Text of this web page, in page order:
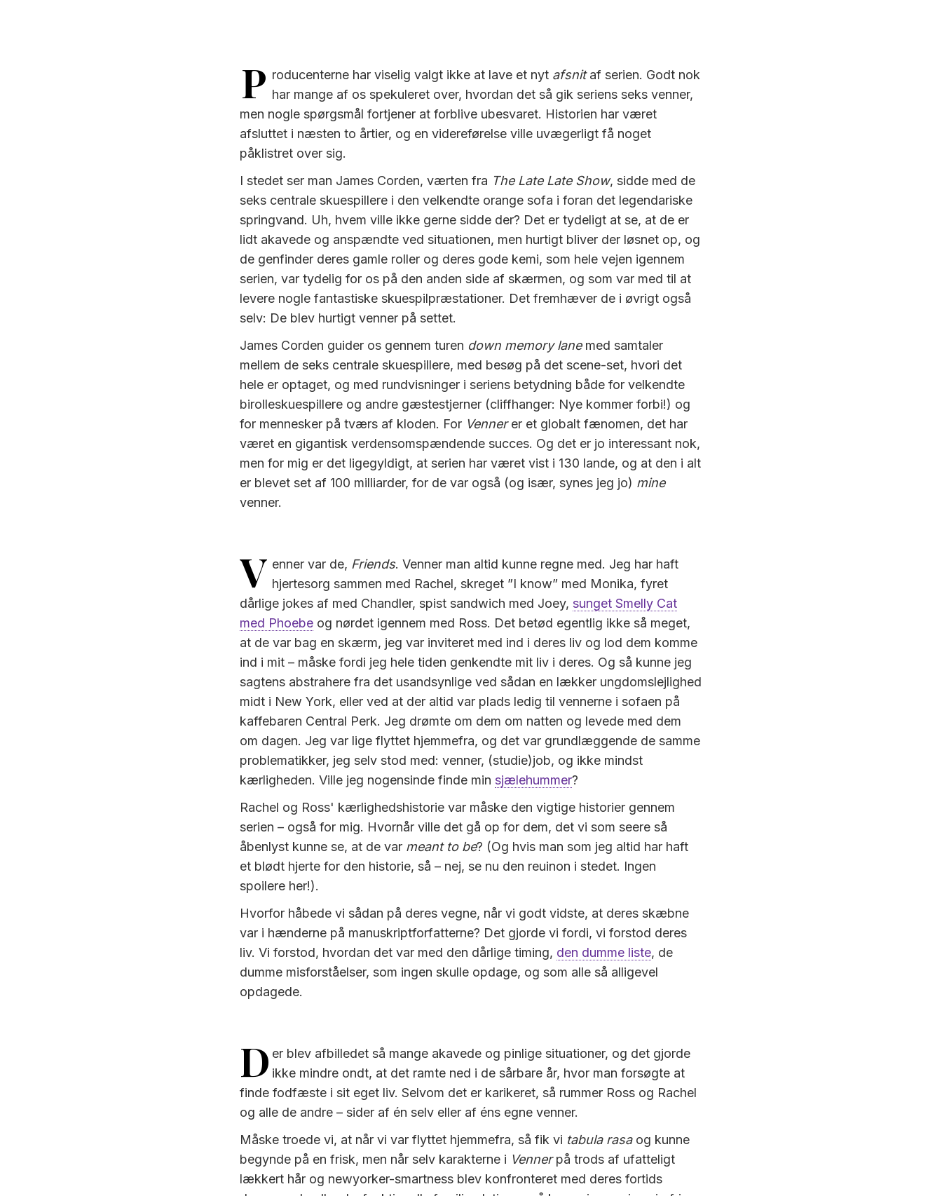
P roducenterne har viselig valgt ikke at lave et nyt afsnitaf serien. Godt nok
har mange af os spekuleret over, hvordan det så gik seriens seks venner,
men nogle spørgsmål fortjener at forblive ubesvaret. Historien har været
afsluttet i næsten to årtier, og en videreførelse ville uvægerligt få noget
påklistret over sig.
I stedet ser man James Corden, værten fra The Late Late Show, sidde med de
seks centrale skuespillere i den velkendte orange sofa i foran det legendariske
springvand. Uh, hvem ville ikke gerne sidde der? Det er tydeligt at se, at de er
lidt akavede og anspændte ved situationen, men hurtigt bliver der løsnet op, og
de genfinder deres gamle roller og deres gode kemi, som hele vejen igennem
serien, var tydelig for os på den anden side af skærmen, og som var med til at
levere nogle fantastiske skuespilpræstationer. Det fremhæver de i øvrigt også
selv: De blev hurtigt venner på settet.
James Corden guider os gennem turen down memory lanemed samtaler
mellem de seks centrale skuespillere, med besøg på det scene-set, hvori det
hele er optaget, og med rundvisninger i seriens betydning både for velkendte
birolleskuespillere og andre gæstestjerner (cliffhanger: Nye kommer forbi!) og
for mennesker på tværs af kloden. For Vennerer et globalt fænomen, det har
været en gigantisk verdensomspændende succes. Og det er jo interessant nok,
men for mig er det ligegyldigt, at serien har været vist i 130 lande, og at den i alt
er blevet set af 100 milliarder, for de var også (og især, synes jeg jo) mine
venner.
V enner var de, Friends. Venner man altid kunne regne med. Jeg har haft
hjertesorg sammen med Rachel, skreget ”I know” med Monika, fyret
dårlige jokes af med Chandler, spist sandwich med Joey, sunget Smelly Cat
med Phoebe og nørdet igennem med Ross. Det betød egentlig ikke så meget,
at de var bag en skærm, jeg var inviteret med ind i deres liv og lod dem komme
ind i mit – måske fordi jeg hele tiden genkendte mit liv i deres. Og så kunne jeg
sagtens abstrahere fra det usandsynlige ved sådan en lækker ungdomslejlighed
midt i New York, eller ved at der altid var plads ledig til vennerne i sofaen på
kaffebaren Central Perk. Jeg drømte om dem om natten og levede med dem
om dagen. Jeg var lige flyttet hjemmefra, og det var grundlæggende de samme
problematikker, jeg selv stod med: venner, (studie)job, og ikke mindst
kærligheden. Ville jeg nogensinde finde min sjælehummer?
Rachel og Ross' kærlighedshistorie var måske den vigtige historier gennem
serien – også for mig. Hvornår ville det gå op for dem, det vi som seere så
åbenlyst kunne se, at de var meant to be? (Og hvis man som jeg altid har haft
et blødt hjerte for den historie, så – nej, se nu den reuinon i stedet. Ingen
spoilere her!).
Hvorfor håbede vi sådan på deres vegne, når vi godt vidste, at deres skæbne
var i hænderne på manuskriptforfatterne? Det gjorde vi fordi, vi forstod deres
liv. Vi forstod, hvordan det var med den dårlige timing, den dumme liste, de
dumme misforståelser, som ingen skulle opdage, og som alle så alligevel
opdagede.
D er blev afbilledet så mange akavede og pinlige situationer, og det gjorde
ikke mindre ondt, at det ramte ned i de sårbare år, hvor man forsøgte at
finde fodfæste i sit eget liv. Selvom det er karikeret, så rummer Ross og Rachel
og alle de andre – sider af én selv eller af éns egne venner.
Måske troede vi, at når vi var flyttet hjemmefra, så fik vi tabula rasaog kunne
begynde på en frisk, men når selv karakterne i Vennerpå trods af ufatteligt
lækkert hår og newyorker-smartness blev konfronteret med deres fortids